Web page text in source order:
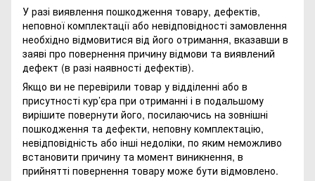
У разі виявлення пошкодження товару, дефектів,
неповної комплектації або невідповідності замовлення
необхідно відмовитися від його отримання, вказавши в
заяві про повернення причину відмови та виявлений
дефект (в разі наявності дефектів).
Якщо ви не перевірили товар у відділенні або в
присутності кур’єра при отриманні і в подальшому
вирішите повернути його, посилаючись на зовнішні
пошкодження та дефекти, неповну комплектацію,
невідповідність або інші недоліки, по яким неможливо
встановити причину та момент виникнення, в
прийнятті повернення товару може бути відмовлено.